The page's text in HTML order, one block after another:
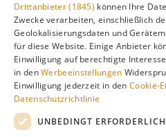
Gefällt dir diese Seite?
Auf
Drittanbieter (1845) können Ihre
Zwecke verarbeiten, einschließlich
Geolokalisierungsdaten und
für diese Website. Einige Anbieter
Einwilligung auf berechtigte
in denWerbeeinstellungen
Einwilligung jederzeit in denCookie-
Datenschutzrichtlinie
UNBEDINGT ERFORDERLICH